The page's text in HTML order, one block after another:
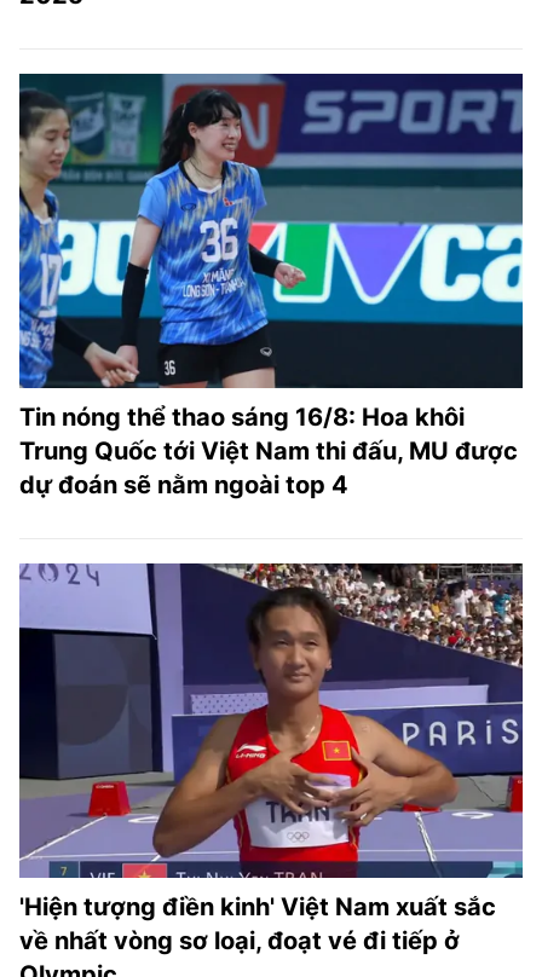
Tin nóng thể thao sáng 16/8: Hoa khôi
Trung Quốc tới Việt Nam thi đấu, MU được
dự đoán sẽ nằm ngoài top 4
'Hiện tượng điền kinh' Việt Nam xuất sắc
về nhất vòng sơ loại, đoạt vé đi tiếp ở